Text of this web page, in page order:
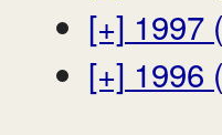
[+] 1997
[+] 1996